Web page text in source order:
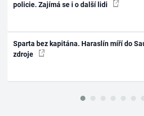
policie. Zajímá se i o další lidi
Sparta bez kapitána. Haraslín míří do
zdroje